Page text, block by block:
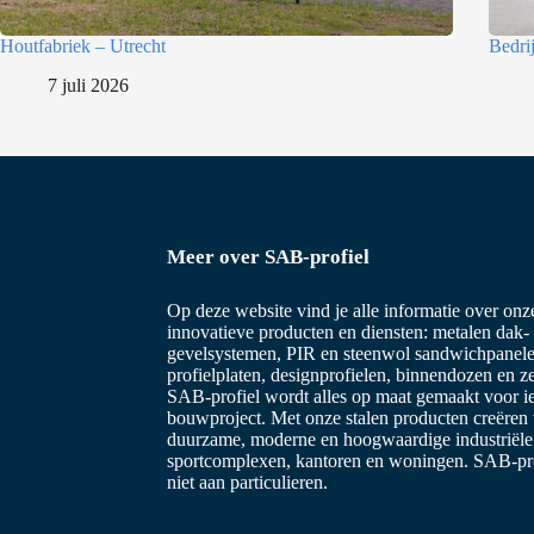
i
Houtfabriek – Utrecht
7 juli 2026
Meer over SAB-profiel
Op deze website vind je alle informatie over
innovatieve producten en diensten: metalen dak-
gevelsystemen, PIR en steenwol
profielplaten, designprofielen, binnendozen en
SAB-profiel wordt alles op maat gemaakt voor
bouwproject. Met onze stalen producten creëren
duurzame, moderne en hoogwaardige
sportcomplexen, kantoren en woningen. SAB-
niet aan particulieren.